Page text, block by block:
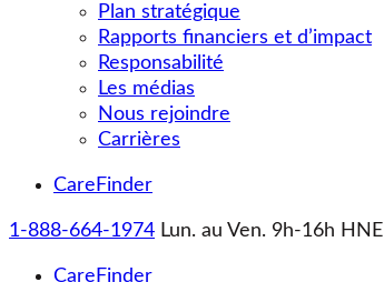
Plan stratégique
Rapports financiers et d’impact
Responsabilité
Les médias
Nous rejoindre
Carrières
CareFinder
1-888-664-1974 Lun. au Ven. 9h-16h HNE
CareFinder